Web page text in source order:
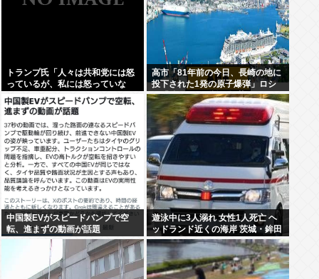
トランプ氏「人々は共和党には怒
っているが、私には怒っていな
い」
高市「81年前の今日、長崎の地に
投下された1発の原子爆弾」ロシ
ア「待って。《誰が》落とした
の？ねぇ、なんでそこ伏せる
の？」
中国製EVがスピードバンプで空
転、進まずの動画が話題
遊泳中に3人溺れ 女性1人死亡 ヘ
ッドランド近くの海岸 茨城・鉾田